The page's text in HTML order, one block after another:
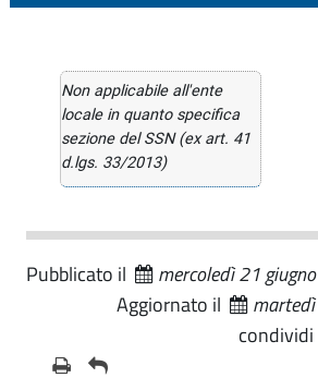
Non applicabile all'ente
locale in quanto specifica
sezione del SSN (ex art. 41
d.lgs. 33/2013)
Pubblicato il
mercoledì 21
Aggiornato il
condividi